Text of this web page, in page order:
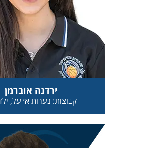
ירדנה אוברמן
קבוצות: נערות א׳ על,